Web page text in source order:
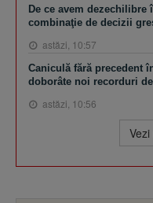
De ce avem
combinaţie de decizii
astăzi, 10:57
Caniculă fără precedent
doborâte noi recorduri
astăzi, 10:56